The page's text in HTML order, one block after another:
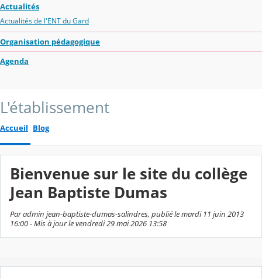
Actualités
Actualités de l'ENT du Gard
Organisation pédagogique
Agenda
L'établissement
Accueil Blog
Bienvenue sur le site du collège
Jean Baptiste Dumas
Par admin jean-baptiste-dumas-salindres, publié le mardi 11 juin 2013
16:00 - Mis à jour le vendredi 29 mai 2026 13:58